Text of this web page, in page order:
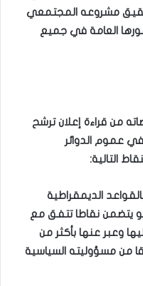
مشروعه المجتمعي
العامة في جميع
من قراءة إعلان ترشح
عموم الدوائر
التالية:
الديمقراطية
يتضمن نقاطا تتفق مع
وعبر عنها بأكثر من
من مسؤوليته السياسية